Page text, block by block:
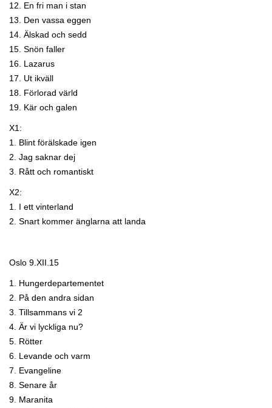
12. En fri man i stan
13. Den vassa eggen
14. Älskad och sedd
15. Snön faller
16. Lazarus
17. Ut ikväll
18. Förlorad värld
19. Kär och galen
X1:
1. Blint förälskade igen
2. Jag saknar dej
3. Rått och romantiskt
X2:
1. I ett vinterland
2. Snart kommer änglarna att landa
Oslo 9.XII.15
1. Hungerdepartementet
2. På den andra sidan
3. Tillsammans vi 2
4. Är vi lyckliga nu?
5. Rötter
6. Levande och varm
7. Evangeline
8. Senare år
9. Maranita